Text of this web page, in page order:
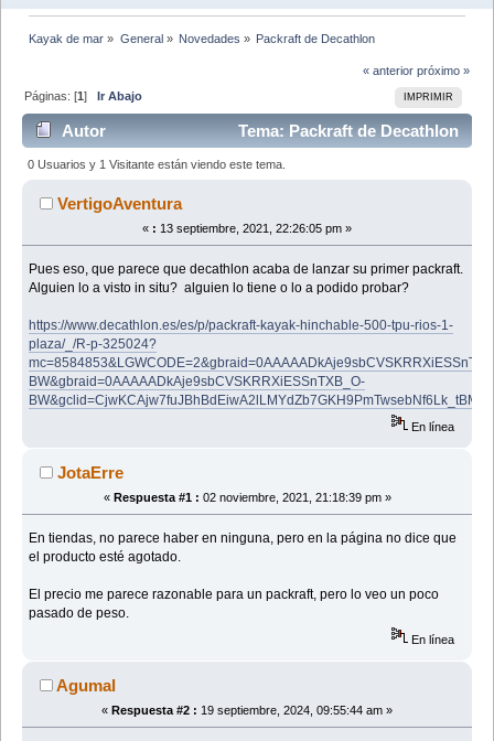
Kayak de mar » General» Novedades » Packraft de Decathlon
« anterior próximo »
IMPRIMIR
Páginas: [1]Ir Abajo
Autor
Tema: Packraft de Decathlon
(Leído 54175 veces)
0 Usuarios y 1 Visitante están viendo este tema.
VertigoAventura
« : 13 septiembre, 2021, 22:26:05 pm »
Pues eso, que parece que decathlon acaba de lanzar su primer packraft.
Alguien lo a visto in situ? alguien lo tiene o lo a podido probar?
https://www.decathlon.es/es/p/packraft-kayak-hinchable-500-tpu-rios-1-
plaza/_/R-p-325024?
BW&gbraid=0AAAAADkAje9sbCVSKRRXiESSnTXB_O-
En línea
JotaErre
« Respuesta #1 : 02 noviembre, 2021, 21:18:39 pm »
En tiendas, no parece haber en ninguna, pero en la página no dice que
el producto esté agotado.
El precio me parece razonable para un packraft, pero lo veo un poco
pasado de peso.
En línea
Agumal
« Respuesta #2 : 19 septiembre, 2024, 09:55:44 am »